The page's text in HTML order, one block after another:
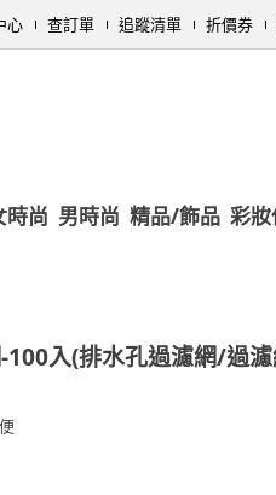
心 查訂單 追蹤清單 折價券
時尚 男時尚 精品/飾品 彩
100入(排水孔過濾網/過